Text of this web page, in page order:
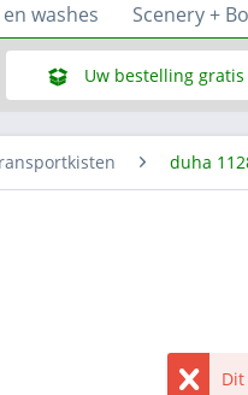
washes Scenery +
Uw bestelling
duha